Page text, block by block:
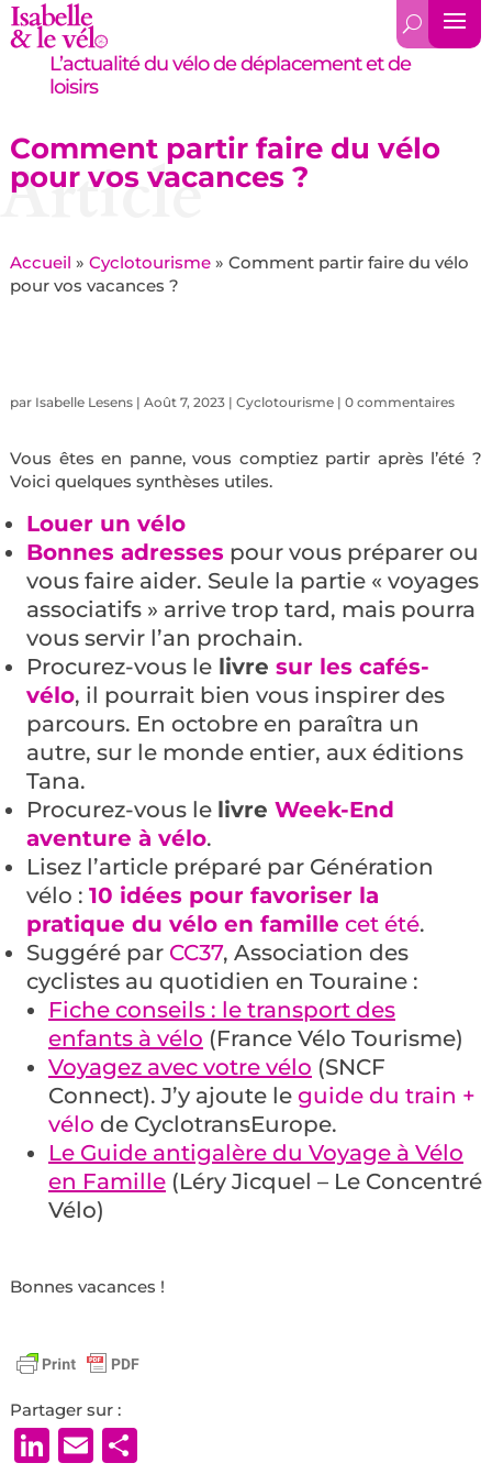
L’actualité du vélo de déplacement et de
loisirs
Comment partir faire du vélo
pour vos vacances ?
Article
Accueil » Cyclotourisme» Comment partir faire du vélo
pour vos vacances ?
par Isabelle Lesens| Août 7, 2023| Cyclotourisme| 0 commentaires
Vous êtes en panne, vous comptiez partir après l’été ?
Voici quelques synthèses utiles.
Louer un vélo
Bonnes adresses pour vous préparer ou
vous faire aider. Seule la partie « voyages
associatifs » arrive trop tard, mais pourra
vous servir l’an prochain.
Procurez-vous lelivre sur les cafés-
vélo, il pourrait bien vous inspirer des
parcours. En octobre en paraîtra un
autre, sur le monde entier, aux éditions
Tana.
Procurez-vous le livre Week-End
aventure à vélo.
Lisez l’article préparé par Génération
vélo : 10 idées pour favoriser la
pratique du vélo en famille cet été.
Suggéré par CC37, Association des
cyclistes au quotidien en Touraine :
Fiche conseils : le transport des
enfants à vélo (France Vélo Tourisme)
Voyagez avec votre vélo (SNCF
Connect). J’y ajoute le guide du train +
vélo de CyclotransEurope.
Le Guide antigalère du Voyage à Vélo
en Famille(Léry Jicquel – Le Concentré
Vélo)
Bonnes vacances !
Partager sur :
LinkedIn
EmailPartager